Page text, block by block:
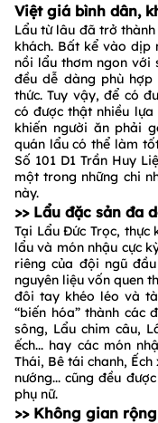
Việt giá bình dân,
Lẩu từ lâu đã trở
khách. Bất kể vào dịp
nồi lẩu thơm ngon với
đều dễ dàng phù
thức. Tuy vậy, để có
có được thật nhiều
khiến người ăn phải
quán lẩu có thể làm
Số 101 D1 Trần Huy
một trong những chi
này.
>> Lẩu đặc sản đa
Tại Lẩu Đức Trọc, thực
lẩu và món nhậu cực
riêng của đội ngũ
nguyên liệu vốn quen
đôi tay khéo léo và
“biến hóa” thành các
sông, Lẩu chim câu,
ếch... hay các món
Thái, Bê tái chanh,
nướng... cũng đều
phụ nữ.
>> Không gian